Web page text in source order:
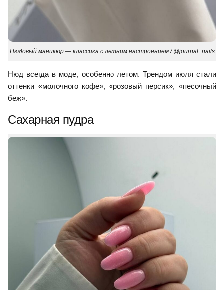
Нюдовый маникюр — классика с летним настроением / @journal_nails
Нюд всегда в моде, особенно летом. Трендом июля стали
оттенки «молочного кофе», «розовый персик», «песочный
беж».
Сахарная пудра